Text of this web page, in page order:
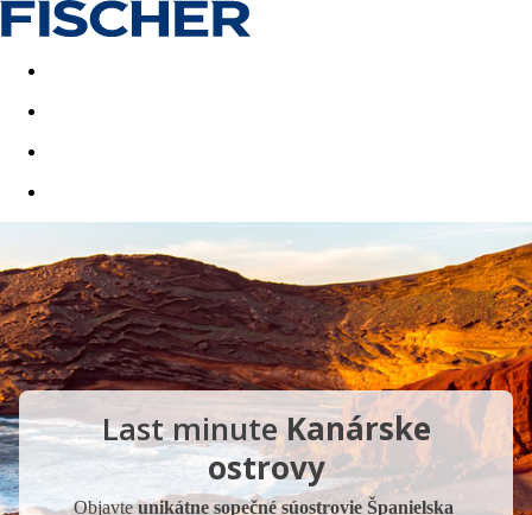
Last minute Dovolenkové kluby
Last minuteKanárske
ostrovy
Objavteunikátne sopečné súostrovie Španielska